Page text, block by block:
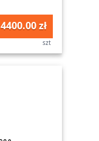
4400.00 zł
szt